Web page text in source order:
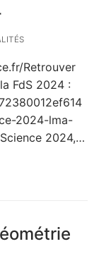
Retrouver
FdS 2024 :
2024-lma-
2024,…